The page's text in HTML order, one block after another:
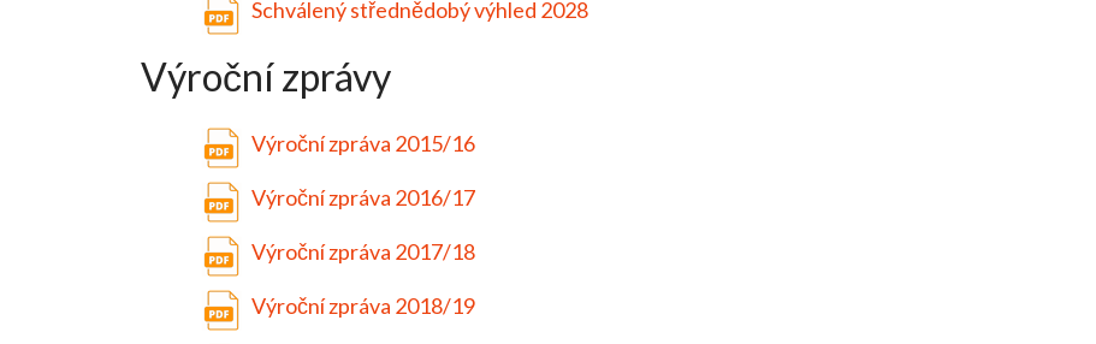
Schválený střednědobý výhled 2028
Výroční zprávy
Výroční zpráva 2015/16
Výroční zpráva 2016/17
Výroční zpráva 2017/18
Výroční zpráva 2018/19